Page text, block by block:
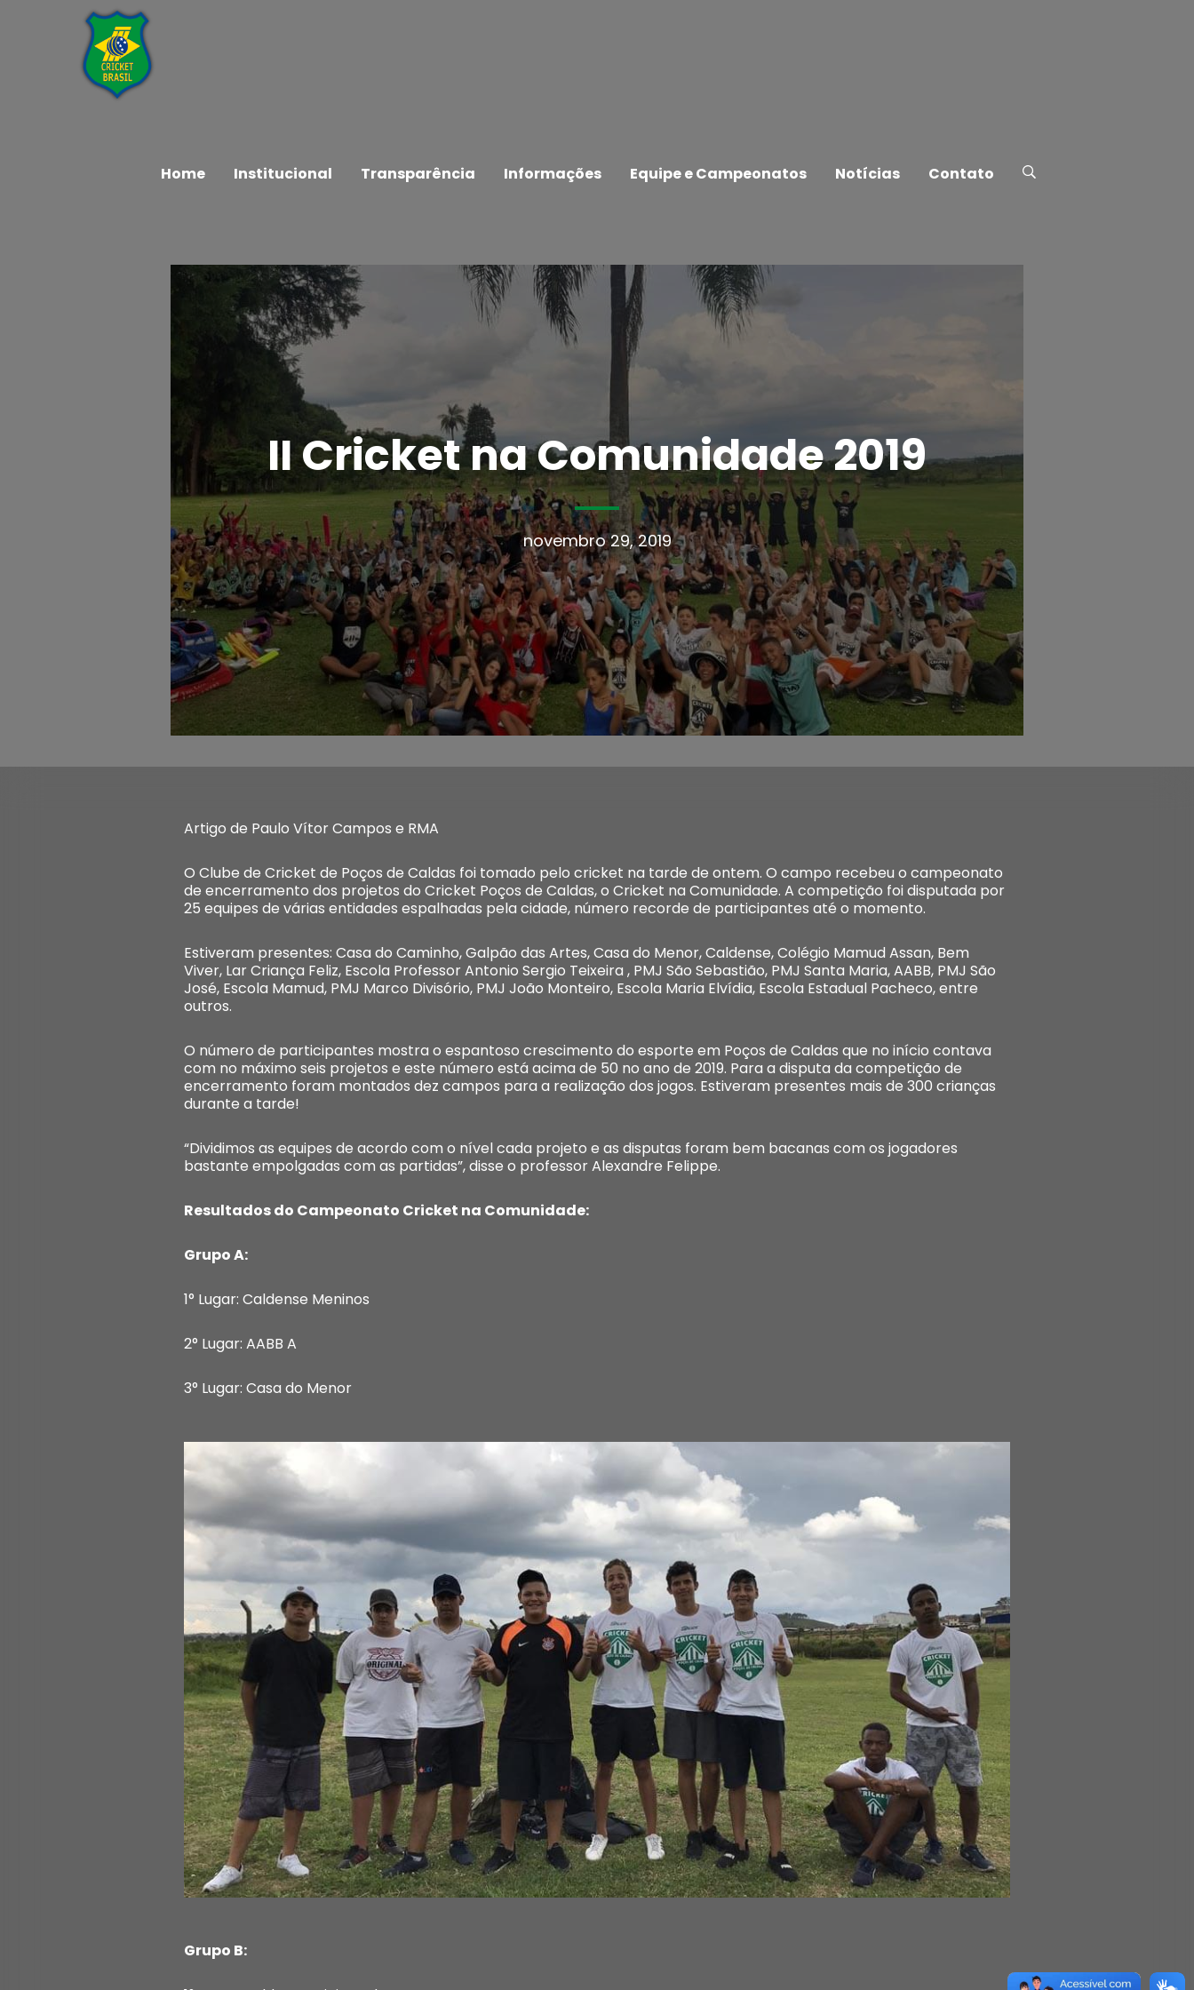
Home Institucional Transparência Informações Equipe e Campeonatos Notícias Contato
II Cricket na Comunidade 2019
novembro 29, 2019
Artigo de Paulo Vítor Campos e RMA
O Clube de Cricket de Poços de Caldas foi tomado pelo cricket na tarde de ontem. O campo recebeu o campeonato
de encerramento dos projetos do Cricket Poços de Caldas, o Cricket na Comunidade. A competição foi disputada por
25 equipes de várias entidades espalhadas pela cidade, número recorde de participantes até o momento.
Estiveram presentes: Casa do Caminho, Galpão das Artes, Casa do Menor, Caldense, Colégio Mamud Assan, Bem
Viver, Lar Criança Feliz, Escola Professor Antonio Sergio Teixeira , PMJ São Sebastião, PMJ Santa Maria, AABB, PMJ São
José, Escola Mamud, PMJ Marco Divisório, PMJ João Monteiro, Escola Maria Elvídia, Escola Estadual Pacheco, entre
outros.
O número de participantes mostra o espantoso crescimento do esporte em Poços de Caldas que no início contava
com no máximo seis projetos e este número está acima de 50 no ano de 2019. Para a disputa da competição de
encerramento foram montados dez campos para a realização dos jogos. Estiveram presentes mais de 300 crianças
durante a tarde!
“Dividimos as equipes de acordo com o nível cada projeto e as disputas foram bem bacanas com os jogadores
bastante empolgadas com as partidas”, disse o professor Alexandre Felippe.
Resultados do Campeonato Cricket na Comunidade:
Grupo A:
1° Lugar: Caldense Meninos
2° Lugar: AABB A
3° Lugar: Casa do Menor
Grupo B: